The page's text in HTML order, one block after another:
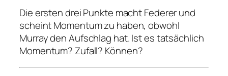
Die ersten drei Punkte macht Federer und
scheint Momentum zu haben, obwohl
Murray den Aufschlag hat. Ist es tatsächlich
Momentum? Zufall? Können?